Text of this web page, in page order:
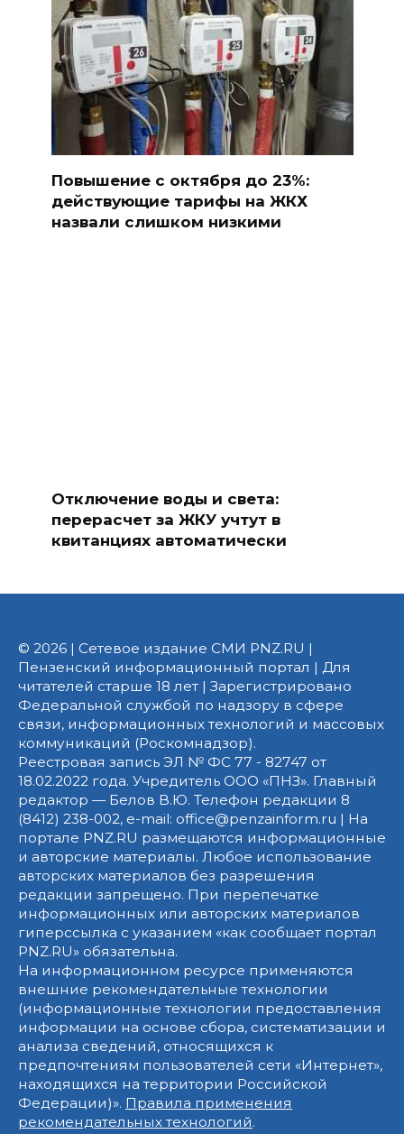
Повышение с октября до 23%:
действующие тарифы на ЖКХ
назвали слишком низкими
Отключение воды и света:
перерасчет за ЖКУ учтут в
квитанциях автоматически
© 2026 | Сетевое издание СМИ PNZ.RU |
Пензенский информационный портал | Для
читателей старше 18 лет | Зарегистрировано
Федеральной службой по надзору в сфере
связи, информационных технологий и массовых
коммуникаций (Роскомнадзор).
Реестровая запись ЭЛ № ФС 77 - 82747 от
18.02.2022 года. Учредитель ООО «ПНЗ». Главный
редактор — Белов В.Ю. Телефон редакции 8
(8412) 238-002, e-mail: office@penzainform.ru | На
портале PNZ.RU размещаются информационные
и авторские материалы. Любое использование
авторских материалов без разрешения
редакции запрещено. При перепечатке
информационных или авторских материалов
гиперссылка с указанием «как сообщает портал
PNZ.RU» обязательна.
На информационном ресурсе применяются
внешние рекомендательные технологии
(информационные технологии предоставления
информации на основе сбора, систематизации и
анализа сведений, относящихся к
предпочтениям пользователей сети «Интернет»,
находящихся на территории Российской
Федерации)». Правила применения
рекомендательных технологий.